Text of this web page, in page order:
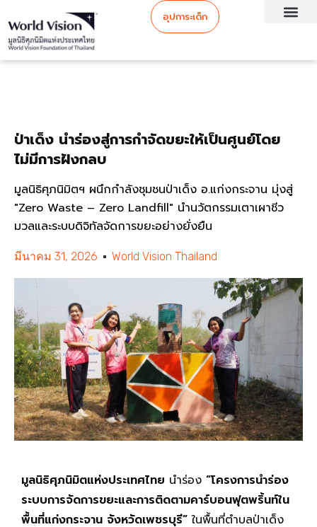
อุปการะเด็ก
ป่าเด็ง นำร่องสู่การกำจัดขยะให้เป็นศูนย์โดย
ไม่มีการฝังกลบ
มูลนิธิศุภนิมิตฯ ผนึกกำลังชุมชนป่าเด็ง อ.แก่งกระจาน มุ่งสู่
"Zero Waste – Zero Landfill" นำนวัตกรรมเตาเผาชีว
มวลและระบบดิจิทัลจัดการขยะอย่างยั่งยืน
มีนาคม 31, 2026 World Vision Thailand
มูลนิธิศุภนิมิตแห่งประเทศไทย นำร่อง “โครงการนำร่อง
ระบบการจัดการขยะและการติดตามคาร์บอนฟุตพริ้นท์ใน
พื้นที่แก่งกระจาน จังหวัดเพชรบุรี” ในพื้นที่ตำบลป่าเด็ง